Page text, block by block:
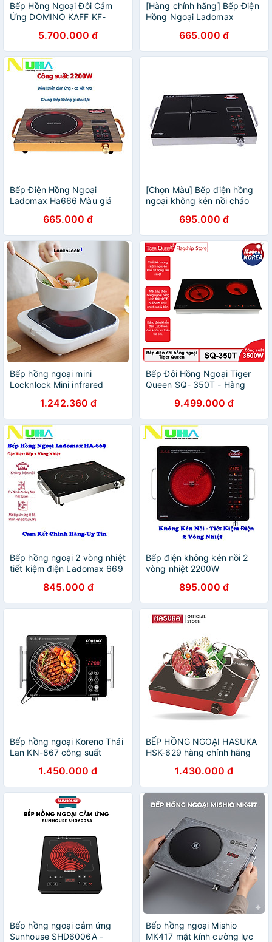
Bếp Hồng Ngoại Đôi Cảm
Ứng DOMINO KAFF KF-
5.700.000 đ
[Hàng chính hãng] Bếp Điện
Hồng Ngoại Ladomax
công suất 2200W
665.000 đ
Bếp Điện Hồng Ngoại
Ladomax Ha666 Màu giả
kén nồi chảo-Hàng chính
hãng
665.000 đ
[Chọn Màu] Bếp điện hồng
ngoại không kén nồi chảo
có khung tay cầm, phím
cảm ứng-Hàng chính hãng
695.000 đ
Bếp hồng ngoại mini
Locknlock Mini infrared
tất cả loại nồi có đường kính
14cm - Mặt bếp bằng kính -
Tự động tắt - 220V, 50Hz,
1300W - Hàng chính hãng
1.242.360 đ
Bếp Đôi Hồng Ngoại Tiger
Queen SQ- 350T - Hàng
9.499.000 đ
Bếp hồng ngoại 2 vòng nhiệt
tiết kiệm điện Ladomax 669
kén nồi chảo, nướng được
thức ăn-Hàng chính hãng
845.000 đ
Bếp điện không kén nồi 2
vòng nhiệt 2200W
điện-Hàng chính hãng
895.000 đ
Bếp hồng ngoại Koreno Thái
Lan KN-867 công suất
bảo hành 12 tháng - Hàng
chính hãng
1.450.000 đ
BẾP HỒNG NGOẠI HASUKA
HSK-629 hàng chính hãng
1.430.000 đ
Bếp hồng ngoại cảm ứng
Sunhouse SHD6006A -
Bếp hồng ngoại Mishio
MK417 mặt kính cường lực